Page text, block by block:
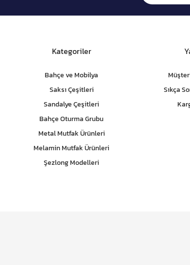
Kategoriler
Bahçe ve Mobilya
Saksı Çeşitleri
Sandalye Çeşitleri
Bahçe Oturma Grubu
Metal Mutfak Ürünleri
Melamin Mutfak Ürünleri
Şezlong Modelleri
Sıkça